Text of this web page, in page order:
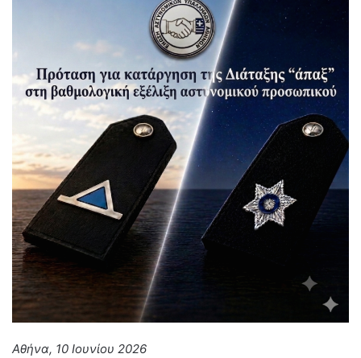
Αθήνα, 10 Ιουνίου 2026